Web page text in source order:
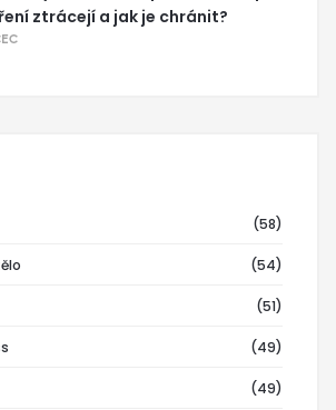
ztrácejí a jak je chránit?
(58)
(54)
(51)
(49)
(49)